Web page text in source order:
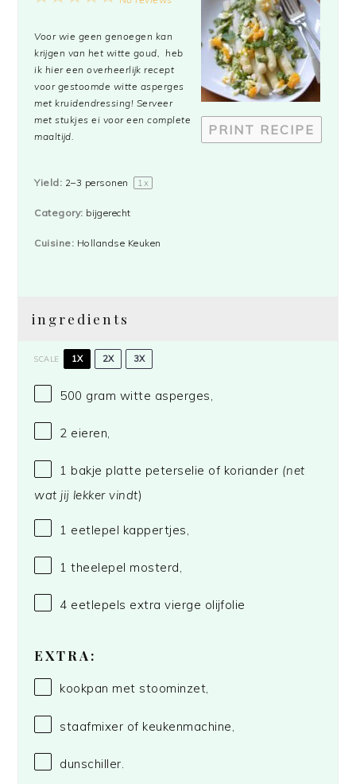
PRINT RECIPE
Voor wie geen genoegen kan
krijgen van het witte goud, heb
ik hier een overheerlijk recept
voor gestoomde witte asperges
met kruidendressing! Serveer
met stukjes ei voor een complete
maaltijd.
Yield: 2–3 personen 1x
Category: bijgerecht
Cuisine: Hollandse Keuken
ingredients
SCALE 1X 2X 3X
500 gram witte asperges,
2 eieren,
1 bakje platte peterselie of koriander (net
wat jij lekker vindt)
1 eetlepel kappertjes,
1 theelepel mosterd,
4 eetlepels extra vierge olijfolie
EXTRA:
kookpan met stoominzet,
staafmixer of keukenmachine,
dunschiller.